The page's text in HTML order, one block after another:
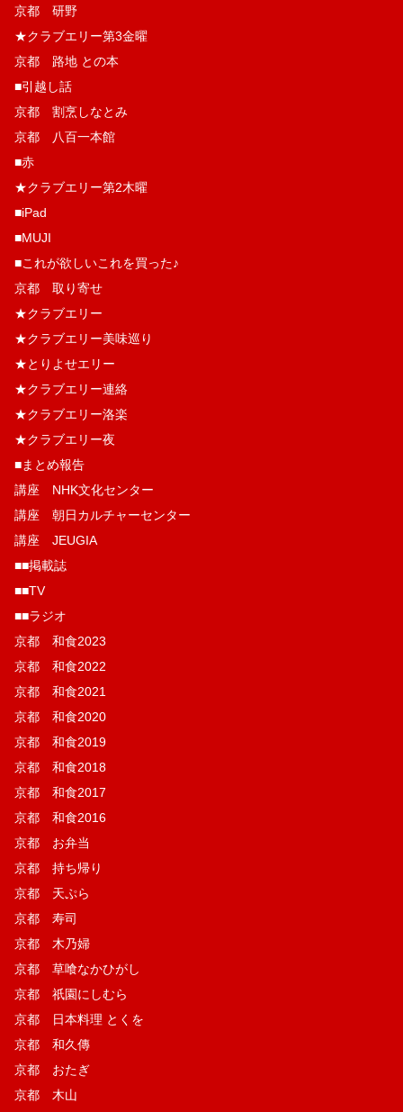
京都 研野
★クラブエリー第3金曜
京都 路地 との本
■引越し話
京都 割烹しなとみ
京都 八百一本館
■赤
★クラブエリー第2木曜
■iPad
■MUJI
■これが欲しいこれを買った♪
京都 取り寄せ
★クラブエリー
★クラブエリー美味巡り
★とりよせエリー
★クラブエリー連絡
★クラブエリー洛楽
★クラブエリー夜
■まとめ報告
講座 NHK文化センター
講座 朝日カルチャーセンター
講座 JEUGIA
■■掲載誌
■■TV
■■ラジオ
京都 和食2023
京都 和食2022
京都 和食2021
京都 和食2020
京都 和食2019
京都 和食2018
京都 和食2017
京都 和食2016
京都 お弁当
京都 持ち帰り
京都 天ぷら
京都 寿司
京都 木乃婦
京都 草喰なかひがし
京都 祇園にしむら
京都 日本料理 とくを
京都 和久傳
京都 おたぎ
京都 木山